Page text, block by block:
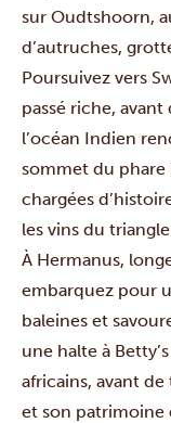
sur Oudtshoorn,
d’autruches,
Poursuivez vers
passé riche, avant
l’océan Indien
sommet du phare
chargées
les vins du
À Hermanus,
embarquez pour
baleines et
une halte à
africains, avant
et son